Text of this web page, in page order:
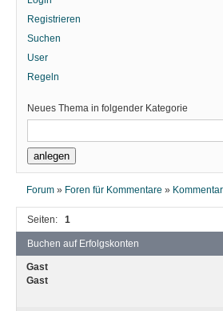
Registrieren
Suchen
User
Regeln
Neues Thema in folgender Kategorie
Forum » Foren für Kommentare »
Seiten: 1
Buchen auf Erfolgskonten
Gast
Gast